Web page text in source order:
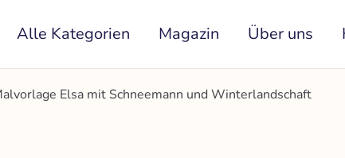
Alle Kategorien Magazin Über uns
Elsa mit Schneemann und Winterlandschaft